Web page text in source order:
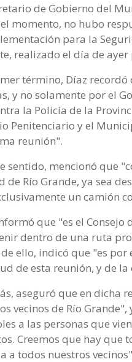
de Gobierno del
momento, no hubo
para la
realizado el día de
término, Díaz
y no solamente por el
la Policía de la
Penitenciario y el
reunión".
sentido, mencionó que
de Río Grande, ya sea
un camión
que "es el
dentro de una ruta
ello, indicó que "es
de esta reunión, y de
aseguró que en dicha
vecinos de Río
a las personas que
Creemos que hay que
a todos nuestros